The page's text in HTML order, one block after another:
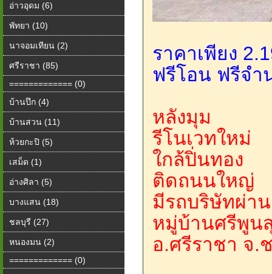
อ่าวอุดม (6)
พัทยา (10)
นาจอมเทียน (2)
ศรีราชา (85)
============= (0)
บ้านปึก (4)
บ้านสวน (11)
ห้วยกะปิ (5)
เสม็ด (1)
อ่างศิลา (5)
บางแสน (18)
ชลบุรี (27)
หนองมน (2)
============= (0)
ราคาเพียง
ฟรีโอน ฟรีจำ
หลังมุม
รีโนเวทใหม่
ใกล้ปิ่นทอง
ติดถนนใหญ่
มีรถบริษัทผ่า
หมู่บ้านศรีพูน
อ.ศรีราชา จ.